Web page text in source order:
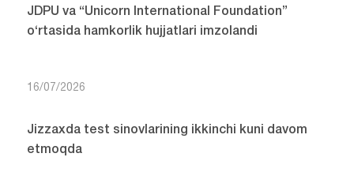
JDPU va “Unicorn International Foundation”
o‘rtasida hamkorlik hujjatlari imzolandi
16/07/2026
Jizzaxda test sinovlarining ikkinchi kuni davom
etmoqda